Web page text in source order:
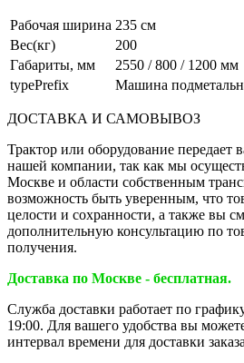
Рабочая ширина 235 см
Вес(кг)
200
Габариты, мм
2550 / 800 / 1200 мм
typePrefix
Машина
ДОСТАВКА И САМОВЫВОЗ
Трактор или оборудование передает
нашей компании, так как мы
Москве и области собственным
возможность быть уверенным, что
целости и сохранности, а также вы
дополнительную консультацию по
получения.
Доставка по Москве - бесплатная.
Служба доставки работает по
19:00. Для вашего удобства вы
интервал времени для доставки